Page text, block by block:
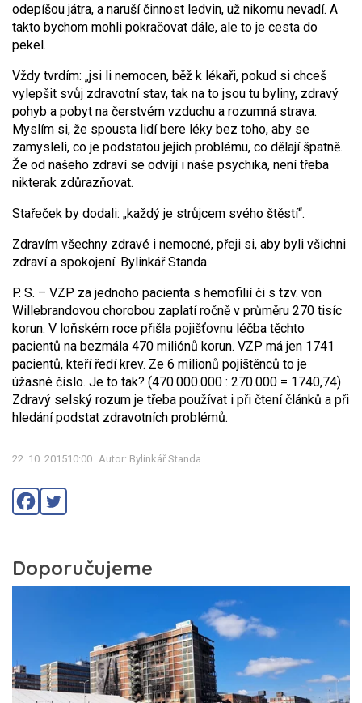
odepíšou játra, a naruší činnost ledvin, už nikomu nevadí. A
takto bychom mohli pokračovat dále, ale to je cesta do
pekel.
Vždy tvrdím: „jsi li nemocen, běž k lékaři, pokud si chceš
vylepšit svůj zdravotní stav, tak na to jsou tu byliny, zdravý
pohyb a pobyt na čerstvém vzduchu a rozumná strava.
Myslím si, že spousta lidí bere léky bez toho, aby se
zamysleli, co je podstatou jejich problému, co dělají špatně.
Že od našeho zdraví se odvíjí i naše psychika, není třeba
nikterak zdůrazňovat.
Stařeček by dodali: „každý je strůjcem svého štěstí“.
Zdravím všechny zdravé i nemocné, přeji si, aby byli všichni
zdraví a spokojení. Bylinkář Standa.
P. S. – VZP za jednoho pacienta s hemofilií či s tzv. von
Willebrandovou chorobou zaplatí ročně v průměru 270 tisíc
korun. V loňském roce přišla pojišťovnu léčba těchto
pacientů na bezmála 470 miliónů korun. VZP má jen 1741
pacientů, kteří ředí krev. Ze 6 milionů pojištěnců to je
úžasné číslo. Je to tak? (470.000.000 : 270.000 = 1740,74)
Zdravý selský rozum je třeba používat i při čtení článků a při
hledání podstat zdravotních problémů.
22. 10. 201510:00 Autor: Bylinkář Standa